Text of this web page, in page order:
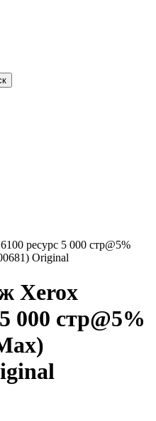
ресурс 5 000 стр@5%
Original
Xerox
000 стр@5%